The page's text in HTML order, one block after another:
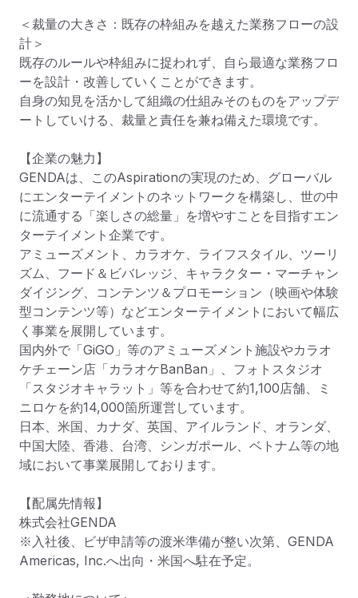
＜裁量の大きさ：既存の枠組みを越えた業務フローの設
計＞
既存のルールや枠組みに捉われず、自ら最適な業務フロ
ーを設計・改善していくことができます。
自身の知見を活かして組織の仕組みそのものをアップデ
ートしていける、裁量と責任を兼ね備えた環境です。
【企業の魅力】
GENDAは、このAspirationの実現のため、グローバル
にエンターテイメントのネットワークを構築し、世の中
に流通する「楽しさの総量」を増やすことを目指すエン
ターテイメント企業です。
アミューズメント、カラオケ、ライフスタイル、ツーリ
ズム、フード＆ビバレッジ、キャラクター・マーチャン
ダイジング、コンテンツ＆プロモーション（映画や体験
型コンテンツ等）などエンターテイメントにおいて幅広
く事業を展開しています。
国内外で「GiGO」等のアミューズメント施設やカラオ
ケチェーン店「カラオケBanBan」、フォトスタジオ
「スタジオキャラット」等を合わせて約1,100店舗、ミ
ニロケを約14,000箇所運営しています。
日本、米国、カナダ、英国、アイルランド、オランダ、
中国大陸、香港、台湾、シンガポール、ベトナム等の地
域において事業展開しております。
【配属先情報】
株式会社GENDA
※入社後、ビザ申請等の渡米準備が整い次第、GENDA
Americas, Inc.へ出向・米国へ駐在予定。